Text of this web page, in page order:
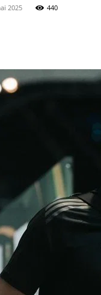
2025 440